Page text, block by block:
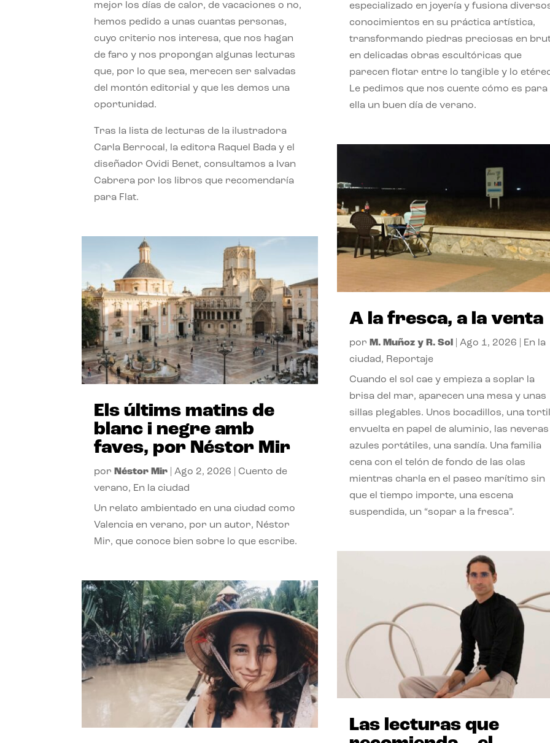
mejor los días de calor, de vacaciones o no,
hemos pedido a unas cuantas personas,
cuyo criterio nos interesa, que nos hagan
de faro y nos propongan algunas lecturas
que, por lo que sea, merecen ser salvadas
del montón editorial y que les demos una
oportunidad.
Tras la lista de lecturas de la ilustradora
Carla Berrocal, la editora Raquel Bada y el
diseñador Ovidi Benet, consultamos a Ivan
Cabrera por los libros que recomendaría
para Flat.
Els últims matins de
blanc i negre amb
faves, por Néstor Mir
por Néstor Mir |Ago 2, 2026 |Cuento de
verano, En la ciudad
Un relato ambientado en una ciudad como
Valencia en verano, por un autor, Néstor
Mir, que conoce bien sobre lo que escribe.
especializado en joyería y fusiona
conocimientos en su práctica artística,
transformando piedras preciosas en
en delicadas obras escultóricas que
parecen flotar entre lo tangible y lo
Le pedimos que nos cuente cómo es para
ella un buen día de verano.
A la fresca, a la venta
por M. Muñoz y R. Sol Ago 1, 2026
En la
ciudad, Reportaje
Cuando el sol cae y empieza a soplar la
brisa del mar, aparecen una mesa y unas
sillas plegables. Unos bocadillos, una
envuelta en papel de aluminio, las neveras
azules portátiles, una sandía. Una familia
cena con el telón de fondo de las olas
mientras charla en el paseo marítimo sin
que el tiempo importe, una escena
suspendida, un “sopar a la fresca”.
Las lecturas que